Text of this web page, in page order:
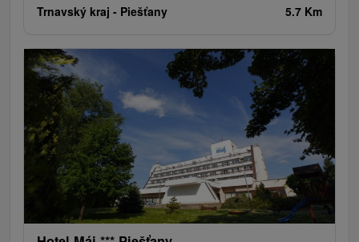
Trnavský kraj - Piešťany 5.7 Km